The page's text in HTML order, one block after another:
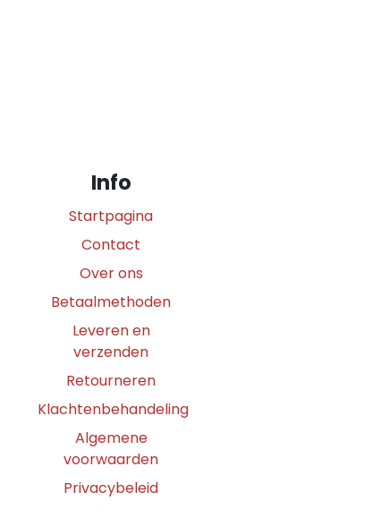
Info
Startpagina
Contact
Over ons
Betaalmethoden
Leveren en
verzenden
Retourneren
Klachtenbehandeling
Algemene
voorwaarden
Privacybeleid